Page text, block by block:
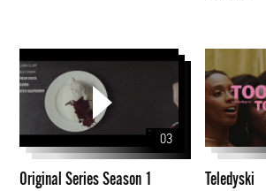
Original
Series
Season
03
Original Series Season 1 Teledyski